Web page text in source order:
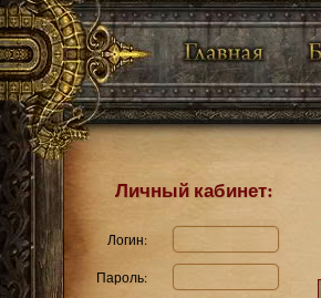
Личный кабинет:
Логин:
Пароль: